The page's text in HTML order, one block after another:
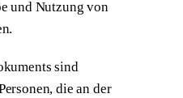
und Nutzung von
sind
die an der